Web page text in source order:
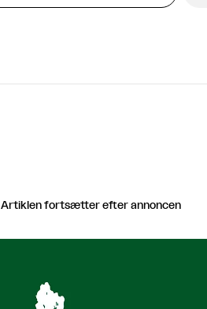
Artiklen fortsætter efter annoncen